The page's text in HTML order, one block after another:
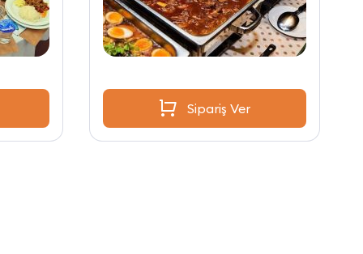
Sipariş Ver